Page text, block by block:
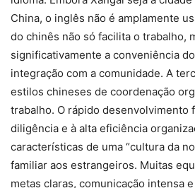
China, o inglês não é amplamente
do chinês não só facilita o trabalho,
significativamente a conveniência
integração com a comunidade. A
estilos chineses de coordenação
trabalho. O rápido desenvolvimento
diligência e à alta eficiência
características de uma “cultura da
familiar aos estrangeiros. Muitas
metas claras, comunicação intensa